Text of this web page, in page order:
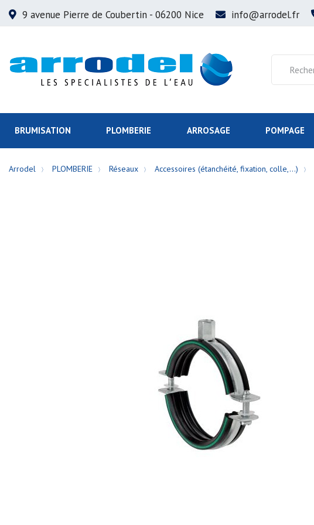
9 avenue Pierre de Coubertin - 06200 Nice info@arrodel.fr
BRUMISATION PLOMBERIE ARROSAGE POMPAGE
Arrodel PLOMBERIE Réseaux Accessoires (étanchéité, fixation, colle,...)